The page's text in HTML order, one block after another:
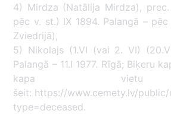
4) Mirdza (Natālija Mirdza), prec.
pēc v. st.) IX 1894. Palangā –
Zviedrijā),
5) Nikolajs (1.VI (vai 2. VI)
Palangā – 11.I 1977. Rīgā; Biķeru
kapa vietu
šeit: https://www.cemety.lv/
type=deceased.